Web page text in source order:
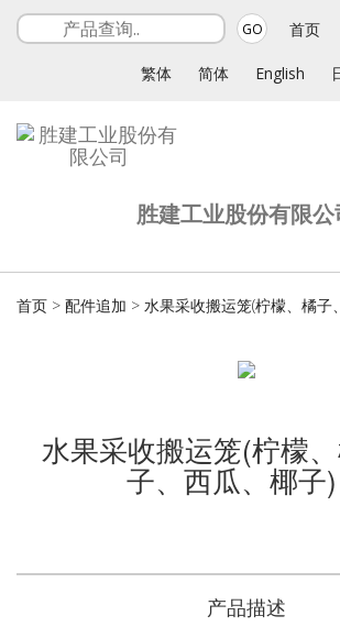
GO 首页
繁体 简体 English
胜建工业股份有限公
首页 > 配件追加 > 水果采收搬运笼(柠檬、橘子
水果采收搬运笼(柠檬
子、西瓜、椰子)
产品描述